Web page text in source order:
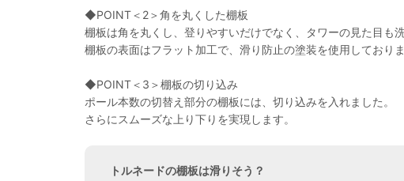
◆POINT＜2＞角を丸くした棚板
棚板は角を丸くし、登りやすいだけでなく、タワーの見た目も
棚板の表面はフラット加工で、滑り防止の塗装を使用しておりま
◆POINT＜3＞棚板の切り込み
ポール本数の切替え部分の棚板には、切り込みを入れました。
さらにスムーズな上り下りを実現します。
トルネードの棚板は滑りそう？